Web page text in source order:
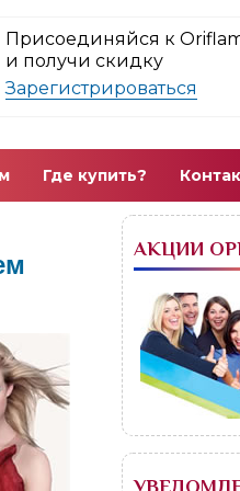
Присоединяйся к
и получи скидку
Зарегистрироваться
Где купить?
АКЦИИ